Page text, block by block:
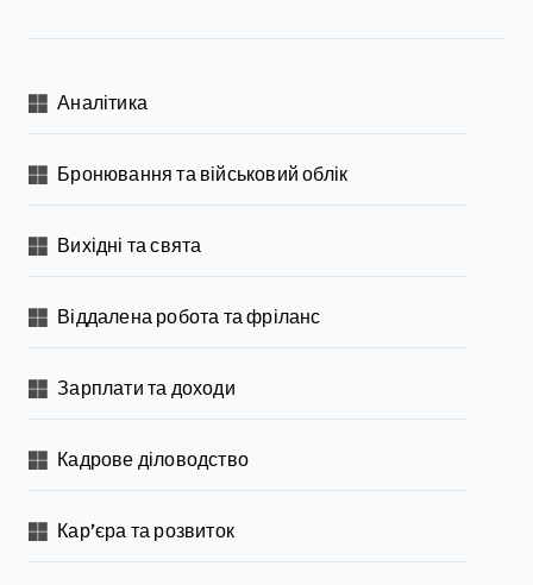
Аналітика
Бронювання та військовий облік
Вихідні та свята
Віддалена робота та фріланс
Зарплати та доходи
Кадрове діловодство
Кар’єра та розвиток